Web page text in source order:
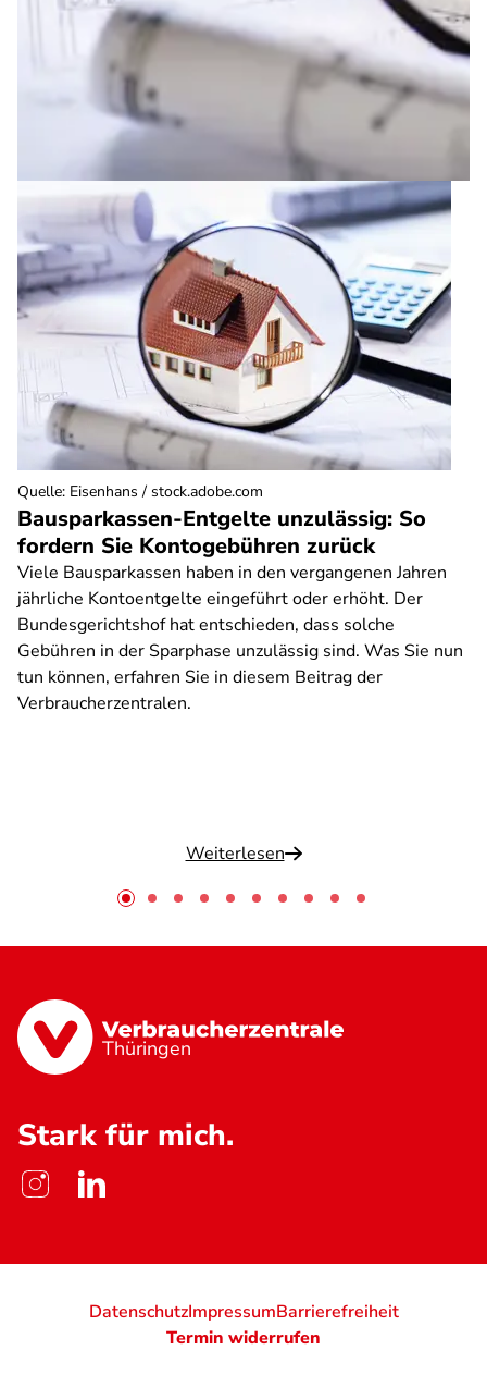
Bausparkassen-Entgelte unzulässig: So
fordern Sie Kontogebühren zurück
Viele Bausparkassen haben in den vergangenen Jahren
jährliche Kontoentgelte eingeführt oder erhöht. Der
Bundesgerichtshof hat entschieden, dass solche
Gebühren in der Sparphase unzulässig sind. Was Sie nun
tun können, erfahren Sie in diesem Beitrag der
Verbraucherzentralen.
Weiterlesen
Quelle: Eisenhans / stock.adobe.com
Thüringen
Stark für mich.
DatenschutzImpressumBarrierefreiheit
Termin widerrufen